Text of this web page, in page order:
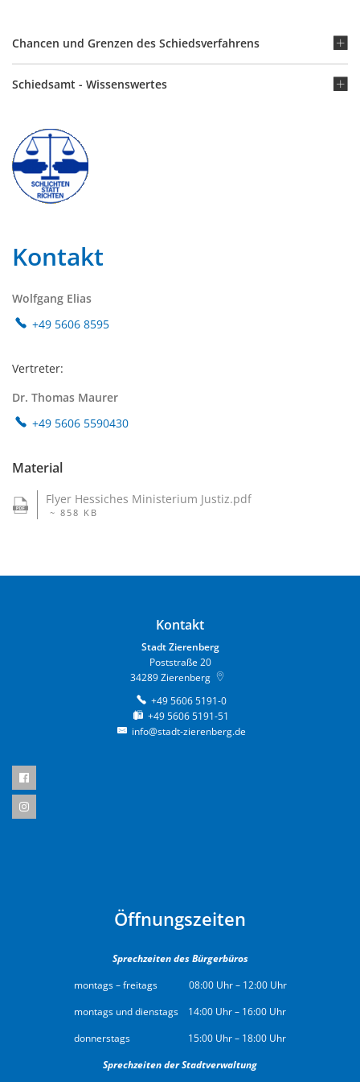
Chancen und Grenzen des Schiedsverfahrens
Schiedsamt - Wissenswertes
Kontakt
Wolfgang Elias
+49 5606 8595
Vertreter:
Dr. Thomas Maurer
+49 5606 5590430
Material
Flyer Hessiches Ministerium Justiz.pdf
~ 858 KB
Kontakt
Stadt Zierenberg
Poststraße 20
34289Zierenberg
+49 5606 5191-0
+49 5606 5191-51
info@stadt-zierenberg.de
Öffnungszeiten
Sprechzeiten des Bürgerbüros
montags – freitags 08:00 Uhr – 12:00 Uhr
montags und dienstags 14:00 Uhr – 16:00 Uhr
donnerstags 15:00 Uhr – 18:00 Uhr
Sprechzeiten der Stadtverwaltung